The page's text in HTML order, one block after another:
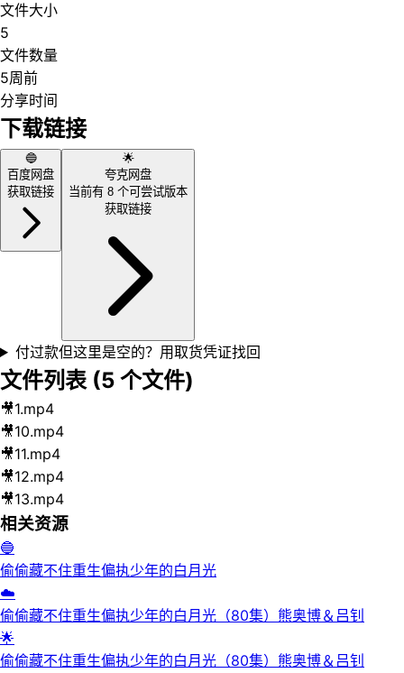
文件大小
5
文件数量
5周前
分享时间
下载链接
🔵
百度网盘
获取链接
🌟
夸克网盘
当前有 8 个可尝试版本
获取链接
付过款但这里是空的？用取货凭证找回
文件列表 (5 个文件)
🎥1.mp4
🎥10.mp4
🎥11.mp4
🎥12.mp4
🎥13.mp4
相关资源
🔵
偷偷藏不住重生偏执少年的白月光
☁️
偷偷藏不住重生偏执少年的白月光（80集）熊奥博＆吕钊
🌟
偷偷藏不住重生偏执少年的白月光（80集）熊奥博＆吕钊